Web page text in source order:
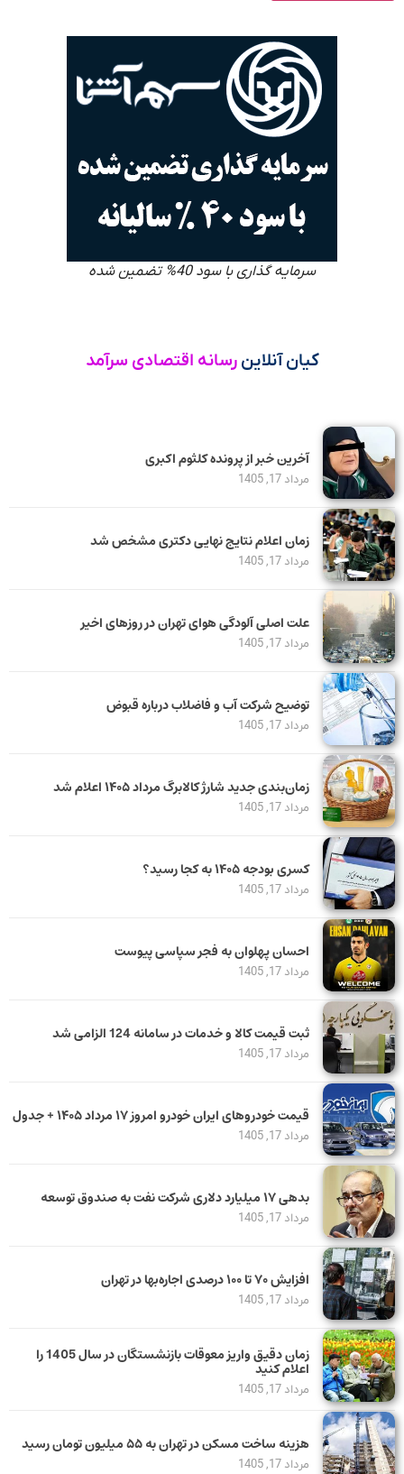
سرمایه گذاری با سود 40% تضمین شده
کیان آنلاین رسانه اقتصادی سرآمد
آخرین خبر از پرونده کلثوم اکبری
مرداد 17, 1405
زمان اعلام نتایج نهایی دکتری مشخص شد
مرداد 17, 1405
علت اصلی آلودگی هوای تهران در روزهای اخیر
مرداد 17, 1405
توضیح شرکت آب و فاضلاب درباره قبوض
مرداد 17, 1405
زمان‌بندی جدید شارژ کالابرگ مرداد ۱۴۰۵ اعلام شد
مرداد 17, 1405
کسری بودجه ۱۴۰۵ به کجا رسید؟
مرداد 17, 1405
احسان پهلوان به فجر سپاسی پیوست
مرداد 17, 1405
ثبت قیمت کالا و خدمات در سامانه 124 الزامی شد
مرداد 17, 1405
قیمت خودرو‌های ایران خودرو امروز ۱۷ مرداد ۱۴۰۵ + جدول
مرداد 17, 1405
بدهی ١٧ میلیارد دلاری شرکت نفت به صندوق توسعه
مرداد 17, 1405
افزایش ۷۰ تا ۱۰۰ درصدی اجاره‌بها در تهران
مرداد 17, 1405
زمان دقیق واریز معوقات بازنشستگان در سال 1405 را
اعلام کنید
مرداد 17, 1405
هزینه ساخت مسکن در تهران به ۵۵ میلیون تومان رسید
مرداد 17, 1405